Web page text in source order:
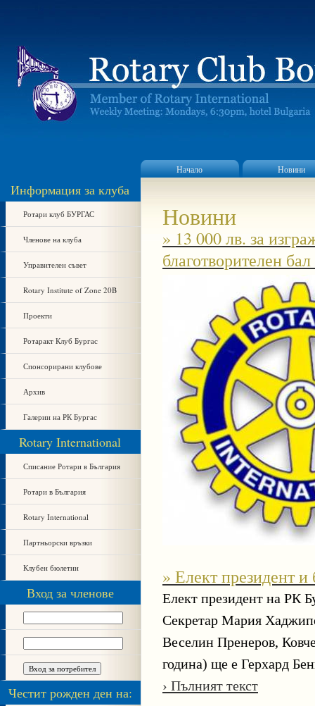
Начало Новини
Информация за клуба
Ротари клуб БУРГАС
Членове на клуба
Управителен съвет
Rotary Institute of Zone 20B
Проекти
Ротаракт Клуб Бургас
Спонсорирани клубове
Архив
Галерии на РК Бургас
Rotary International
Списание Ротари в България
Ротари в България
Rotary International
Партньорски връзки
Клубен бюлетин
Вход за членове
Честит рожден ден на:
Новини
» 13 000 лв. за
благотворителен
» Елект президент
Елект президент на РК
Секретар Мария
Веселин Пренеров,
година) ще е Герхард
› Пълният текст